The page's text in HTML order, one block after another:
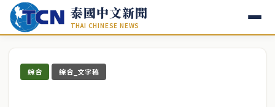
泰國中文新聞
THAI CHINESE NEWS
綜合 綜合_文字稿